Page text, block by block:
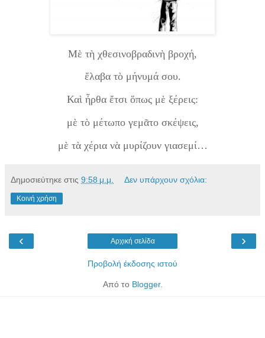
Μὲ τὴ χθεσινοβραδινὴ βροχή,
ἔλαβα τὸ μήνυμά σου.
Καὶ ἦρθα ἔτσι ὅπως μὲ ξέρεις:
μὲ τὸ μέτωπο γεμᾶτο σκέψεις,
μὲ τὰ χέρια νὰ μυρίζουν γιασεμί…
Δημοσιεύτηκε στις 9:58 μ.μ. Δεν υπάρχουν σχόλια:
Κοινή χρήση
‹ ›
Αρχική σελίδα
Προβολή έκδοσης ιστού
Από το Blogger.